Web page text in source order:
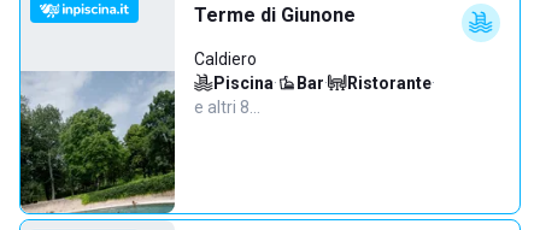
Terme di Giunone
Caldiero
Piscina· Bar· Ristorante·
e altri 8…